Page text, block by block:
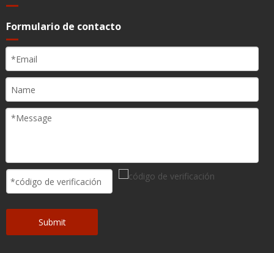
Formulario de contacto
Submit